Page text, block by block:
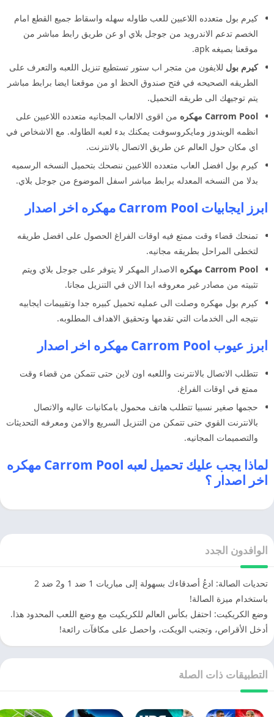
كيرم بول متعدده اللاعبين للعب طاوله سهله واسقاط جميع القطع امام
الخصم تدعم الاندرويد من جوجل بلاي او عن طريق رابط مباشر من
موقعنا بصيغه apk.
كيرم بول للايفون من متجر اب ستور تستطيع تنزيل اللعبه والتعرف على
الطريقه الصحيحه في فتح صندوق الحظ او من موقعنا ايضا برابط مباشر
يتم توجيهك الى طريقه التحميل.
Carrom Pool مهكره
من اقوى الالعاب المجانيه متعدده اللاعبين على
انظمه الويندوز ومايكروسوفت يمكنك بدء لعبه الطاوله. مع الاشخاص في
اي مكان حول العالم عن طريق الاتصال بالانترنت.
كيرم بول افضل العاب متعدده اللاعبين ننصحك بتحميل النسخه الرسميه
بدلا من النسخه المعدله برابط مباشر اسفل الموضوع من جوجل بلاي.
ابرز ايجابيات Carrom Pool مهكره اخر اصدار
تمنحك قضاء وقت ممتع فيه اوقات الفراغ الحصول على افضل طريقه
لتخطى المراحل بطريقه مجانيه.
Carrom Pool مهكره
الاصدار المهكر لا يتوفر على جوجل بلاي ويتم
تثبيته من مصادر غير معروفه ابدا الان في التنزيل مجانا.
كيرم بول مهكره وصلت الى عمليه تحميل كبيره جدا وتقييمات ايجابيه
نتيجه الى الخدمات التي تقدمها وتحقيق الاهداف المطلوبه.
ابرز عيوب Carrom Pool مهكره اخر اصدار
تتطلب الاتصال بالانترنت واللعبه اون لاين حتى تتمكن من قضاء وقت
ممتع في اوقات الفراغ.
حجمها صغير نسبيا تتطلب هاتف محمول بامكانيات عاليه والاتصال
بالانترنت القوي حتى تتمكن من التنزيل السريع والامن ومعرفه التحديثات
والتصميمات المجانيه.
لماذا يجب عليك تحميل لعبه Carrom Pool مهكره
اخر اصدار ؟
الوافدون الجدد
تحديات الصالة: ادعُ أصدقاءك بسهولة إلى مباريات 1 ضد 1 و2 ضد 2
باستخدام ميزة الصالة!
وضع الكريكيت: احتفل بكأس العالم للكريكيت مع وضع اللعب المحدود هذا.
أدخل الأقراص، وتجنب الويكت، واحصل على مكافآت رائعة!
التطبيقات ذات الصلة